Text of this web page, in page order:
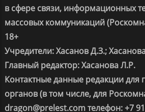
в сфере связи, информационных
массовых коммуникаций
18+
Учредители: Хасанов Д.З.;
Главный редактор: Хасанова Л.Р.
Контактные данные редакции для
органов (в том числе, для
dragon@prelest.com телефон: +7